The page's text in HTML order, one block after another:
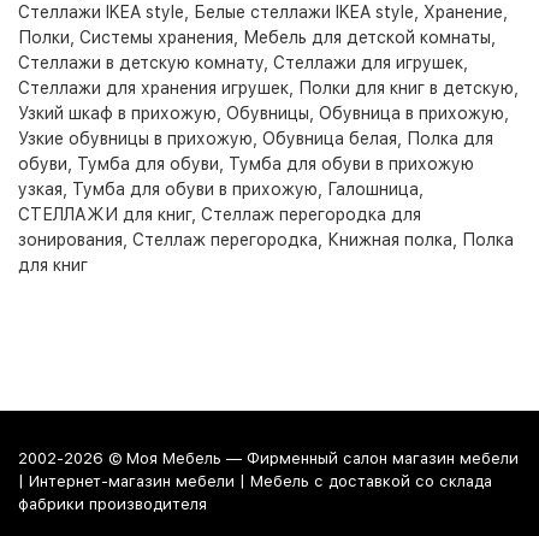
Стеллажи IKEA style
Белые стеллажи IKEA style Хранение
Полки Системы хранения Мебель для детской комнаты
Стеллажи в детскую комнату Стеллажи для игрушек
Стеллажи для хранения игрушек
Полки для книг в детскую
Узкий шкаф в прихожую Обувницы Обувница в прихожую
Узкие обувницы в прихожую Обувница белая
Полка для
обуви
Тумба для обуви
Тумба для обуви в прихожую
узкая
Тумба для обуви в прихожую Галошница
СТЕЛЛАЖИ для книг, Стеллаж перегородка для
зонирования Стеллаж перегородка Книжная полка
Полка
для книг
2002-2026 © Моя Мебель — Фирменный салон магазин мебели
| Интернет-магазин мебели | Мебель с доставкой со склада
фабрики производителя